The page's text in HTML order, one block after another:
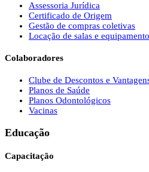
Assessoria Jurídica
Certificado de Origem
Gestão de compras coletivas
Locação de salas e
Colaboradores
Clube de Descontos e
Planos de Saúde
Planos Odontológicos
Vacinas
Educação
Capacitação